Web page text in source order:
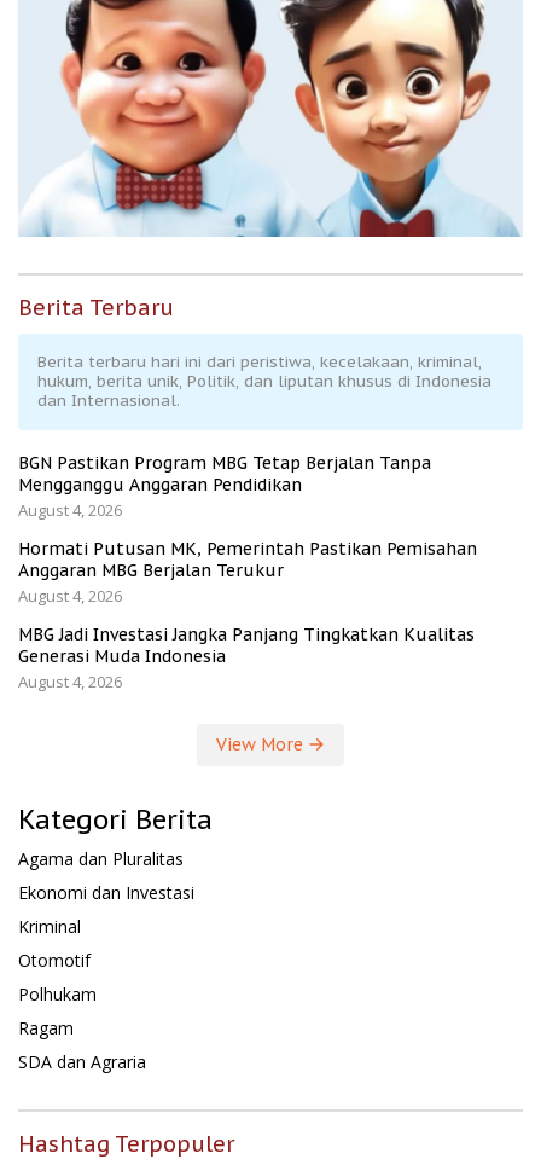
Berita Terbaru
Berita terbaru hari ini dari peristiwa, kecelakaan, kriminal,
hukum, berita unik, Politik, dan liputan khusus di Indonesia
dan Internasional.
BGN Pastikan Program MBG Tetap Berjalan Tanpa
Mengganggu Anggaran Pendidikan
August 4, 2026
Hormati Putusan MK, Pemerintah Pastikan Pemisahan
Anggaran MBG Berjalan Terukur
August 4, 2026
MBG Jadi Investasi Jangka Panjang Tingkatkan Kualitas
Generasi Muda Indonesia
August 4, 2026
View More
Kategori Berita
Agama dan Pluralitas
Ekonomi dan Investasi
Kriminal
Otomotif
Polhukam
Ragam
SDA dan Agraria
Hashtag Terpopuler